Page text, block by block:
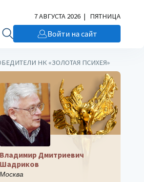
7 АВГУСТА 2026 | ПЯТНИЦА
Войти на сайт
НК «ЗОЛОТАЯ ПСИХЕЯ»
Владимир Дмитриевич
Шадриков
Москва